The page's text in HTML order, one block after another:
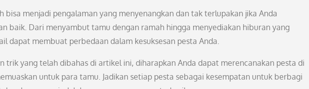
bisa menjadi pengalaman yang menyenangkan dan tak terlupakan jika Anda
baik. Dari menyambut tamu dengan ramah hingga menyediakan hiburan yang
dapat membuat perbedaan dalam kesuksesan pesta Anda.
trik yang telah dibahas di artikel ini, diharapkan Anda dapat merencanakan pesta di
untuk para tamu. Jadikan setiap pesta sebagai kesempatan untuk berbagi